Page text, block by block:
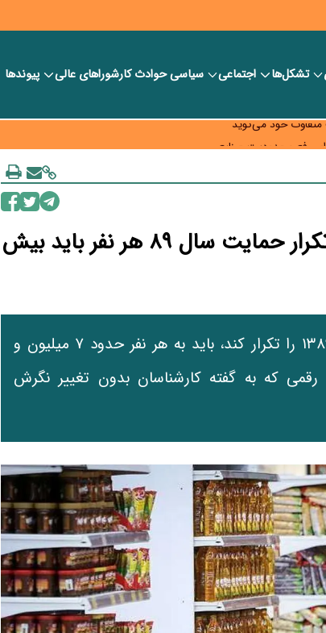
تشکل‌ها اجتماعی سیاسیحوادث کارشورا‎های عالی پیوندها
سبد معیشت
گاز تا شبکه برق
سقوط ۵.۵ برابری ارزش یارانه/برای تکرار حمایت سال ۸۹ هر نفر باید بیش
اگر دولت بخواهد سطح حمایت یارانه‌ای سال ۱۳۸۹ را تکرار کند، باید به هر نفر حدود ۷ میلیون و
رقمی که به گفته کارشناسان بدون تغییر نگرش